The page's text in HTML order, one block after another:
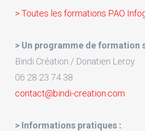
> Toutes les formations PAO
> Un programme de formation
Bindi Création / Donatien Leroy
06 28 23 74 38
contact@bindi-creation.com
> Informations pratiques :